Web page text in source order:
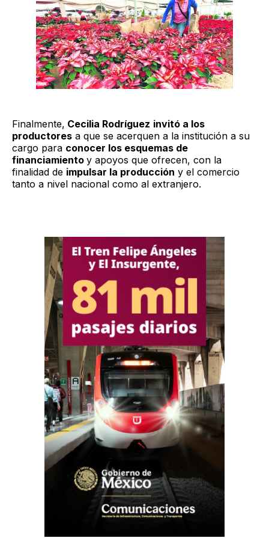
Finalmente, Cecilia Rodríguez invitó a los
productores a que se acerquen a la institución a su
cargo para conocer los esquemas de
financiamiento y apoyos que ofrecen, con la
finalidad de impulsar la producción y el comercio
tanto a nivel nacional como al extranjero.